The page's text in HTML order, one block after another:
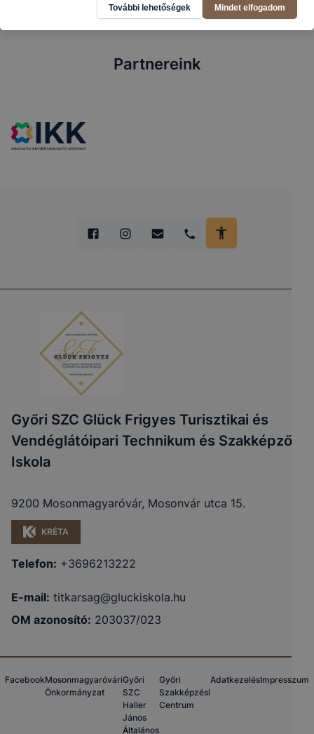
Partnereink
Győri SZC Glück Frigyes Turisztikai és
Vendéglátóipari Technikum és Szakképző
Iskola
9200 Mosonmagyaróvár, Mosonvár utca 15.
KRÉTA
Telefon: +3696213222
E-mail: titkarsag@gluckiskola.hu
OM azonosító: 203037/023
FacebookMosonmagyaróvári
Önkormányzat
Győri
SZC
Haller
János
Általános
Győri
Szakképzési
Centrum
AdatkezelésImpresszum
További lehetőségek Mindet elfogadom